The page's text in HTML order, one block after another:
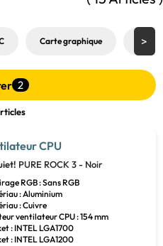
Carte graphique Carte
2
CPU
PURE ROCK 3 - Noir
RGB : Sans RGB
: Aluminium
: Cuivre
ventilateur CPU : 154 mm
: INTEL LGA1700
: INTEL LGA1200